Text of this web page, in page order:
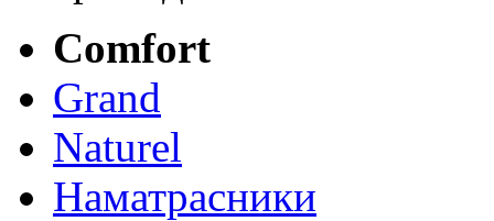
Comfort
Grand
Naturel
Наматраcники